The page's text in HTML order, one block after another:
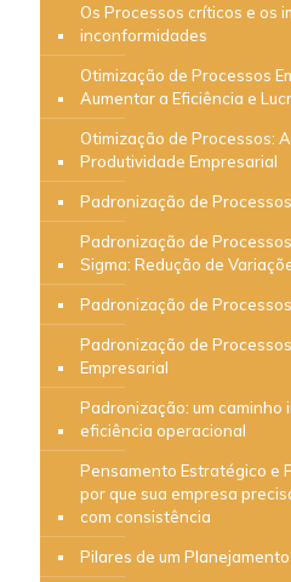
Os Processos críticos e os
inconformidades
Otimização de Processos
Aumentar a Eficiência e
Otimização de Processos:
Produtividade Empresarial
Padronização de Processos
Padronização de
Sigma: Redução de
Padronização de
Padronização de
Empresarial
Padronização: um caminho
eficiência operacional
Pensamento Estratégico e
por que sua empresa
com consistência
Pilares de um